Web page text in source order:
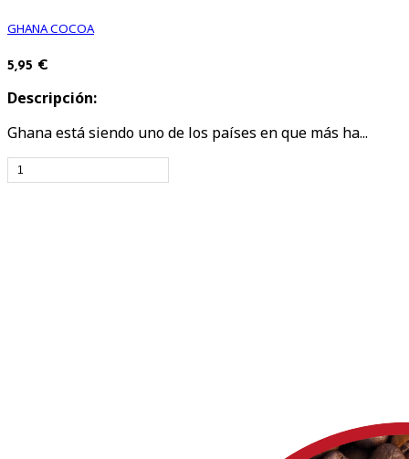
GHANA COCOA
5,95 €
Descripción:
Ghana está siendo uno de los países en que más ha...